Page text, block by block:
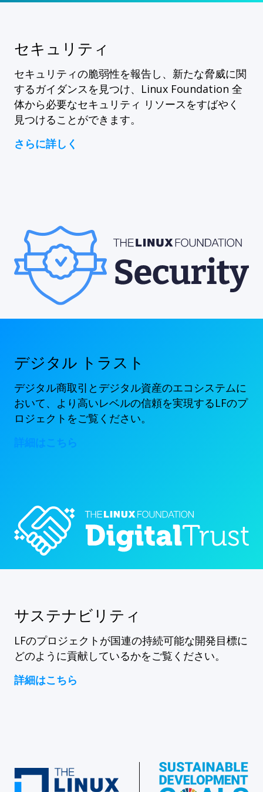
セキュリティ
セキュリティの脆弱性を報告し、新たな脅威に関
するガイダンスを見つけ、Linux Foundation 全
体から必要なセキュリティ リソースをすばやく
見つけることができます。
さらに詳しく
デジタル トラスト
デジタル商取引とデジタル資産のエコシステムに
おいて、より高いレベルの信頼を実現するLFのプ
ロジェクトをご覧ください。
詳細はこちら
サステナビリティ
LFのプロジェクトが国連の持続可能な開発目標に
どのように貢献しているかをご覧ください。
詳細はこちら